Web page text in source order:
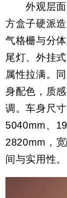
外观层面
方盒子硬派
气格栅与分
尾灯、外挂
属性拉满。
身配色，质
调。车身尺
5040mm、
2820mm，
间与实用性。